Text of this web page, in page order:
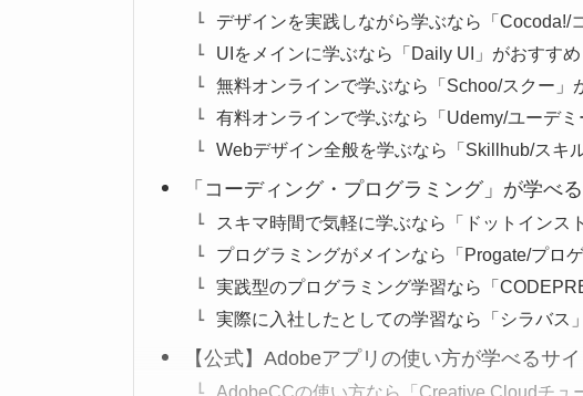
デザインを実践しながら学ぶなら「Cocoda!/
UIをメインに学ぶなら「Daily UI」がおすすめ
無料オンラインで学ぶなら「Schoo/スクー」
有料オンラインで学ぶなら「Udemy/ユーデ
Webデザイン全般を学ぶなら「Skillhub/スキ
「コーディング・プログラミング」が学べ
スキマ時間で気軽に学ぶなら「ドットインス
プログラミングがメインなら「Progate/プロ
実践型のプログラミング学習なら「
実際に入社したとしての学習なら「シラバス
【公式】Adobeアプリの使い方が学べるサ
AdobeCCの使い方なら「Creative Cloudチュ